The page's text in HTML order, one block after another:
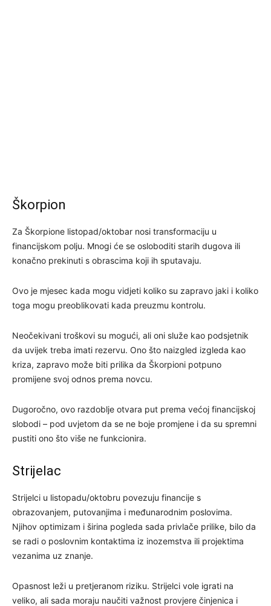
Škorpion
Za Škorpione listopad/oktobar nosi transformaciju u
financijskom polju. Mnogi će se osloboditi starih dugova ili
konačno prekinuti s obrascima koji ih sputavaju.
Ovo je mjesec kada mogu vidjeti koliko su zapravo jaki i koliko
toga mogu preoblikovati kada preuzmu kontrolu.
Neočekivani troškovi su mogući, ali oni služe kao podsjetnik
da uvijek treba imati rezervu. Ono što naizgled izgleda kao
kriza, zapravo može biti prilika da Škorpioni potpuno
promijene svoj odnos prema novcu.
Dugoročno, ovo razdoblje otvara put prema većoj financijskoj
slobodi – pod uvjetom da se ne boje promjene i da su spremni
pustiti ono što više ne funkcionira.
Strijelac
Strijelci u listopadu/oktobru povezuju financije s
obrazovanjem, putovanjima i međunarodnim poslovima.
Njihov optimizam i širina pogleda sada privlače prilike, bilo da
se radi o poslovnim kontaktima iz inozemstva ili projektima
vezanima uz znanje.
Opasnost leži u pretjeranom riziku. Strijelci vole igrati na
veliko, ali sada moraju naučiti važnost provjere činjenica i